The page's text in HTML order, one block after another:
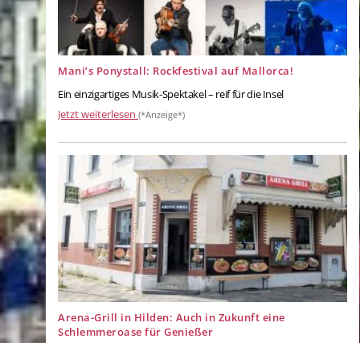
Mani’s Ponystall: Rockfestival auf Mallorca!
Ein einzigartiges Musik-Spektakel – reif für die Insel
Jetzt weiterlesen (*Anzeige*)
Arena-Grill in Hilden: Auch in Zukunft eine
Schlemmeroase für Genießer